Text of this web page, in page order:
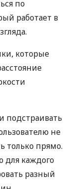
по
работает в
которые
подстраивать
не
только прямо.
для каждого
разный